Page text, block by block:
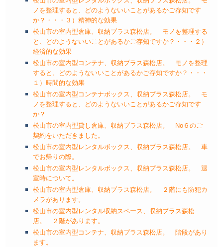
ノを整理すると、どのようないいことがあるかご存知です
か？・・・３）精神的な効果
松山市の室内型倉庫、収納プラス森松店。 モノを整理する
と、どのようないいことがあるかご存知ですか？・・・２）
経済的な効果
松山市の室内型コンテナ、収納プラス森松店。 モノを整理
すると、どのようないいことがあるかご存知ですか？・・・
１）時間的な効果
松山市の室内型コンテナボックス、収納プラス森松店。 モ
ノを整理すると、どのようないいことがあるかご存知です
か？
松山市の室内型貸し倉庫、収納プラス森松店。 No６のご
契約をいただきました。
松山市の室内型レンタルボックス、収納プラス森松店。 車
でお帰りの際。
松山市の室内型レンタルボックス、収納プラス森松店。 退
室時について。
松山市の室内型倉庫、収納プラス森松店。 ２階にも防犯カ
メラがあります。
松山市の室内型レンタル収納スペース、収納プラス森松
店。 ２階があります。
松山市の室内型コンテナ、収納プラス森松店。 階段があり
ます。